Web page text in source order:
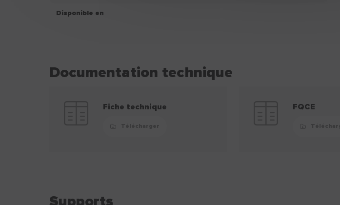
Disponible en
Documentation technique
Fiche technique FQCE
Supports